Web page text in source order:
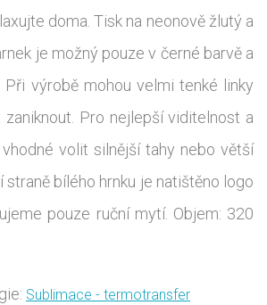
doma. Tisk na neonově žlutý a
je možný pouze v černé barvě a
výrobě mohou velmi tenké linky
Pro nejlepší viditelnost a
volit silnější tahy nebo větší
straně bílého hrnku je natištěno logo
pouze ruční mytí. Objem: 320
Sublimace - termotransfer